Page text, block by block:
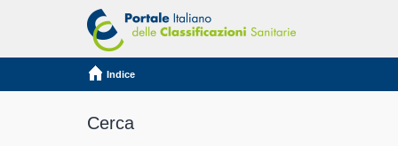
Indice
Cerca